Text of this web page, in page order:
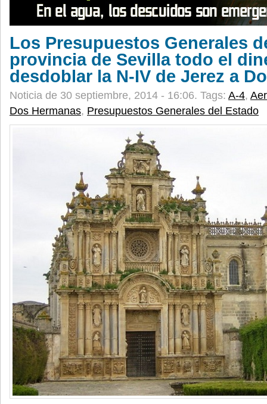
Los Presupuestos Generales
provincia de Sevilla todo el
desdoblar la N-IV de Jerez a
Noticia de 30 septiembre, 2014 - 16:06. Tags: A-4,
Dos Hermanas, Presupuestos Generales del Estado